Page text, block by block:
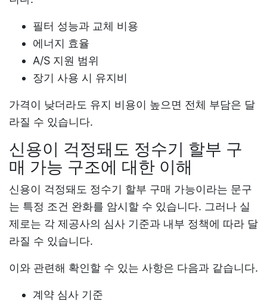
필터 성능과 교체 비용
에너지 효율
A/S 지원 범위
장기 사용 시 유지비
가격이 낮더라도 유지 비용이 높으면 전체 부담은 달
라질 수 있습니다.
신용이 걱정돼도 정수기 할부 구
매 가능 구조에 대한 이해
신용이 걱정돼도 정수기 할부 구매 가능이라는 문구
는 특정 조건 완화를 암시할 수 있습니다. 그러나 실
제로는 각 제공사의 심사 기준과 내부 정책에 따라 달
라질 수 있습니다.
이와 관련해 확인할 수 있는 사항은 다음과 같습니다.
계약 심사 기준